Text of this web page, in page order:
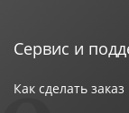
Сервис и
Как сделать заказ